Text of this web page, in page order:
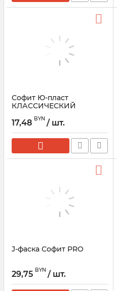
Софит Ю-пласт
КЛАССИЧЕСКИЙ
перфорацией
17,48 BYN / шт.
J-фаска Софит PRO
29,75 BYN / шт.